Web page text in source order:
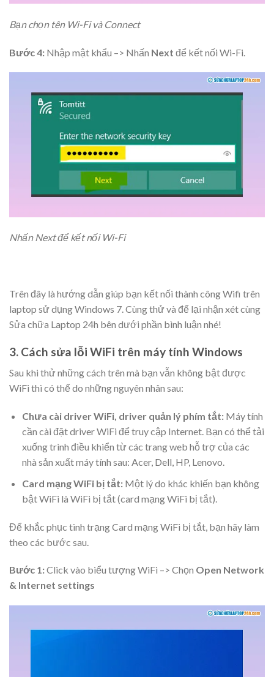
Bạn chọn tên Wi-Fi và Connect
Bước 4: Nhập mật khẩu –> Nhấn Next để kết nối Wi-Fi.
Nhấn Next để kết nối Wi-Fi
Trên đây là hướng dẫn giúp bạn kết nối thành công Wifi trên
laptop sử dụng Windows 7. Cùng thử và để lại nhận xét cùng
Sửa chữa Laptop 24h bên dưới phần bình luận nhé!
3. Cách sửa lỗi WiFi trên máy tính Windows
Sau khi thử những cách trên mà bạn vẫn không bật được
WiFi thì có thể do những nguyên nhân sau:
Chưa cài driver WiFi, driver quản lý phím tắt: Máy tính
cần cài đặt driver WiFi để truy cập Internet. Bạn có thể tải
xuống trình điều khiển từ các trang web hỗ trợ của các
nhà sản xuất máy tính sau: Acer, Dell, HP, Lenovo.
Card mạng WiFi bị tắt: Một lý do khác khiến bạn không
bật WiFi là WiFi bị tắt (card mạng WiFi bị tắt).
Để khắc phục tình trạng Card mạng WiFi bị tắt, bạn hãy làm
theo các bước sau.
Bước 1:Click vào biểu tượng WiFi –> Chọn Open Network
& Internet settings